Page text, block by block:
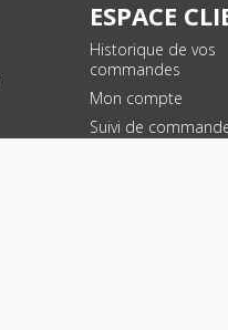
ESPACE
Historique de vos
commandes
Mon compte
Suivi de